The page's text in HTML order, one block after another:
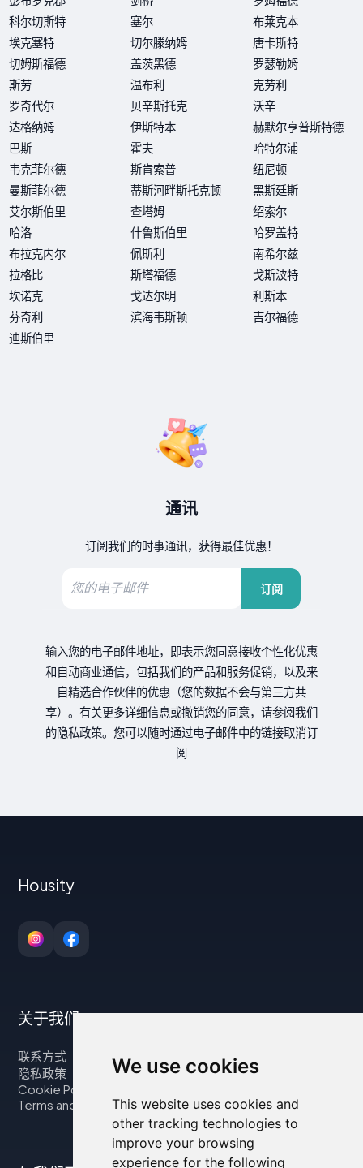
We use cookies
This website uses cookies and
other tracking technologies to
improve your browsing
experience for the following
科尔切斯特
塞尔
布莱克本
埃克塞特
切尔滕纳姆
唐卡斯特
切姆斯福德
盖茨黑德
罗瑟勒姆
斯劳
温布利
克劳利
罗奇代尔
贝辛斯托克
沃辛
达格纳姆
伊斯特本
赫默尔亨普斯特德
巴斯
霍夫
哈特尔浦
韦克菲尔德
斯肯索普
纽尼顿
曼斯菲尔德
蒂斯河畔斯托克顿
黑斯廷斯
艾尔斯伯里
查塔姆
绍索尔
哈洛
什鲁斯伯里
哈罗盖特
布拉克内尔
佩斯利
南希尔兹
拉格比
斯塔福德
戈斯波特
坎诺克
戈达尔明
利斯本
芬奇利
滨海韦斯顿
吉尔福德
迪斯伯里
通讯
订阅我们的时事通讯，获得最佳优惠！
订阅
输入您的电子邮件地址，即表示您同意接收个性化优惠
和自动商业通信，包括我们的产品和服务促销，以及来
自精选合作伙伴的优惠（您的数据不会与第三方共
享）。有关更多详细信息或撤销您的同意，请参阅我们
的隐私政策。您可以随时通过电子邮件中的链接取消订
阅
Housity
关于我们
联系方式
隐私政策
Cookie Policy
Terms and Conditions